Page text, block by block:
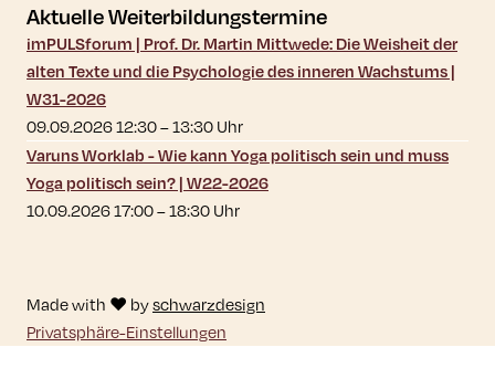
Aktuelle Weiterbildungstermine
imPULSforum | Prof. Dr. Martin Mittwede: Die Weisheit der
alten Texte und die Psychologie des inneren Wachstums |
W31-2026
09.09.2026 12:30–13:30Uhr
Varuns Worklab - Wie kann Yoga politisch sein und muss
Yoga politisch sein? | W22-2026
10.09.2026 17:00–18:30Uhr
Made with ♥ byschwarzdesign
Privatsphäre-Einstellungen